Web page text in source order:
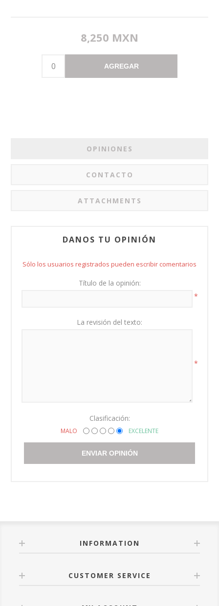
8,250 MXN
AGREGAR
OPINIONES
CONTACTO
ATTACHMENTS
DANOS TU OPINIÓN
Sólo los usuarios registrados pueden escribir comentarios
Título de la opinión:
*
La revisión del texto:
*
Clasificación:
MALO EXCELENTE
ENVIAR OPINIÓN
INFORMATION
CUSTOMER SERVICE